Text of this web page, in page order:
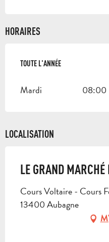
HORAIRES
TOUTE L'ANNÉE
TOUTE L'ANNÉE
Mardi 08:00
LOCALISATION
LE GRAND
Cours Voltaire - Cours
13400 Aubagne